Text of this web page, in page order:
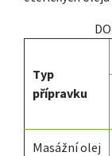
Typ
přípravku
Masážní olej